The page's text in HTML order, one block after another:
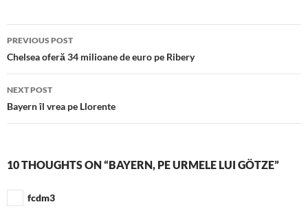
Post
navigation
PREVIOUS POST
Chelsea oferă 34 milioane de euro pe Ribery
NEXT POST
Bayern îl vrea pe Llorente
10 THOUGHTS ON “BAYERN, PE URMELE LUI GÖTZE”
fcdm3